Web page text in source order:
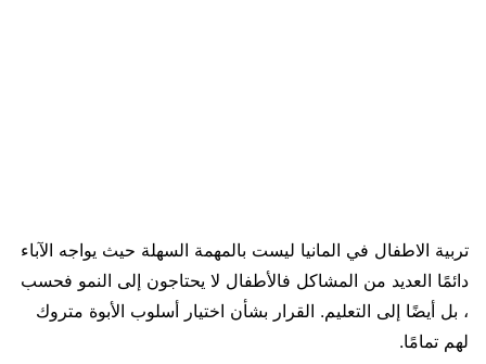
تربية الاطفال في المانيا ليست بالمهمة السهلة حيث يواجه الآباء
دائمًا العديد من المشاكل فالأطفال لا يحتاجون إلى النمو فحسب
، بل أيضًا إلى التعليم. القرار بشأن اختيار أسلوب الأبوة متروك
لهم تمامًا.